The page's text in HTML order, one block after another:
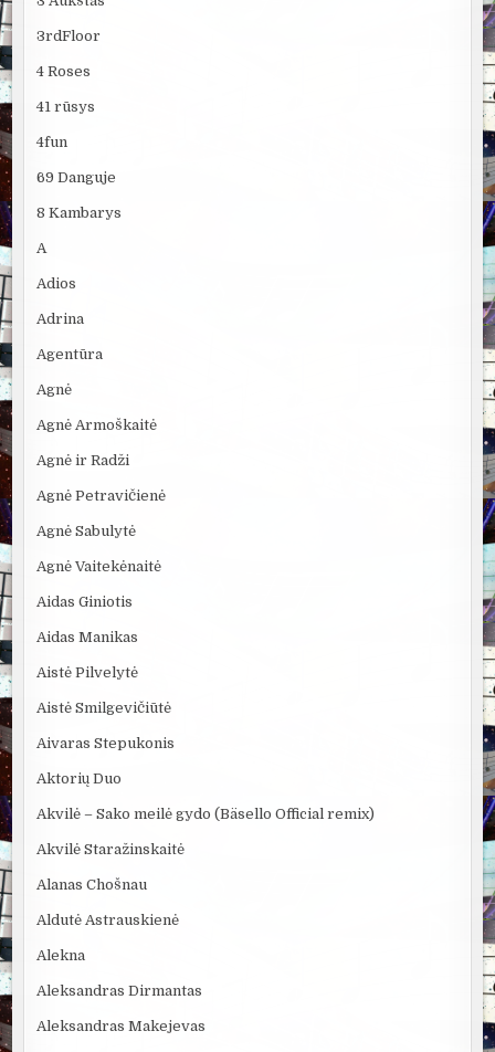
3rdFloor
4 Roses
41 rūsys
4fun
69 Danguje
8 Kambarys
A
Adios
Adrina
Agentūra
Agnė
Agnė Armoškaitė
Agnė ir Radži
Agnė Petravičienė
Agnė Sabulytė
Agnė Vaitekėnaitė
Aidas Giniotis
Aidas Manikas
Aistė Pilvelytė
Aistė Smilgevičiūtė
Aivaras Stepukonis
Aktorių Duo
Akvilė – Sako meilė gydo (Bäsello Official remix)
Akvilė Staražinskaitė
Alanas Chošnau
Aldutė Astrauskienė
Alekna
Aleksandras Dirmantas
Aleksandras Makejevas